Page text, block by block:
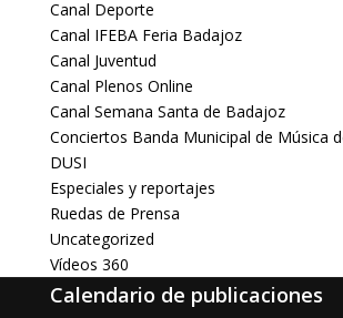
Canal Deporte
Canal IFEBA Feria Badajoz
Canal Juventud
Canal Plenos Online
Canal Semana Santa de Badajoz
Conciertos Banda Municipal de Música
DUSI
Especiales y reportajes
Ruedas de Prensa
Uncategorized
Vídeos 360
Calendario de publicaciones